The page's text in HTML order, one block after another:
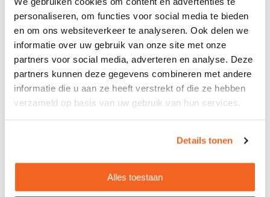
personaliseren, om functies voor social media te bieden
en om ons websiteverkeer te analyseren. Ook delen we
informatie over uw gebruik van onze site met onze
partners voor social media, adverteren en analyse. Deze
partners kunnen deze gegevens combineren met andere
informatie die u aan ze heeft verstrekt of die ze hebben
verzameld op basis van uw gebruik van hun services.
Details tonen
Alles toestaan
TAURON AAA - Microbatterij TAURON
(AAA/LR03/AM4)
€ 0,31
Bedrukt geleverd in: 10 werkdag(en)
Onbedrukt geleverd in: 3 werkdag(en)
Bekijken